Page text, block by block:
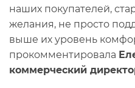
наших покупателей,
желания, не просто
выше их уровень
прокомментировала
коммерческий